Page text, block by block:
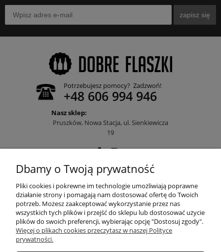
zapisz się
Potrzebujesz pomocy? Zadzwoń!
+48 606 994 946
Nasz sklep:
Pruszków, Nowa Stacja, ul. Sienkiewicza
19
POMOC
MOJE KONTO
Dbamy o Twoją prywatność
Pliki cookies i pokrewne im technologie umożliwiają poprawne
działanie strony i pomagają nam dostosować ofertę do Twoich
potrzeb. Możesz zaakceptować wykorzystanie przez nas
wszystkich tych plików i przejść do sklepu lub dostosować użycie
plików do swoich preferencji, wybierając opcję "Dostosuj zgody".
Więcej o plikach cookies przeczytasz w naszej Polityce
prywatności.